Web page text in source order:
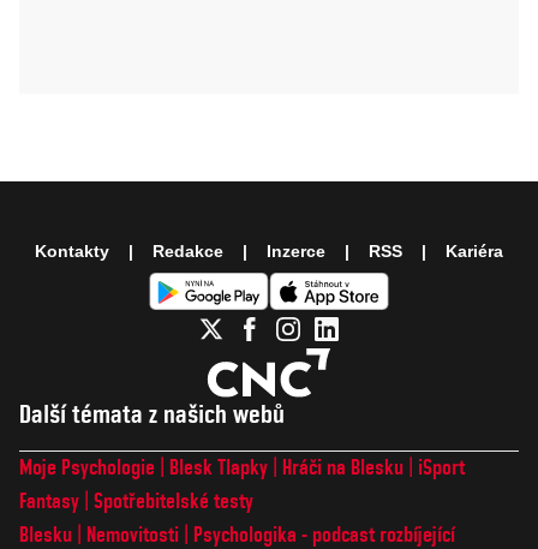
Další témata z našich webů
Moje Psychologie Blesk Tlapky Hráči na Blesku
iSport
Fantasy Spotřebitelské testy
Blesku
Nemovitosti
Psychologika - podcast rozbíjející
Kontakty Redakce Inzerce RSS Kariéra